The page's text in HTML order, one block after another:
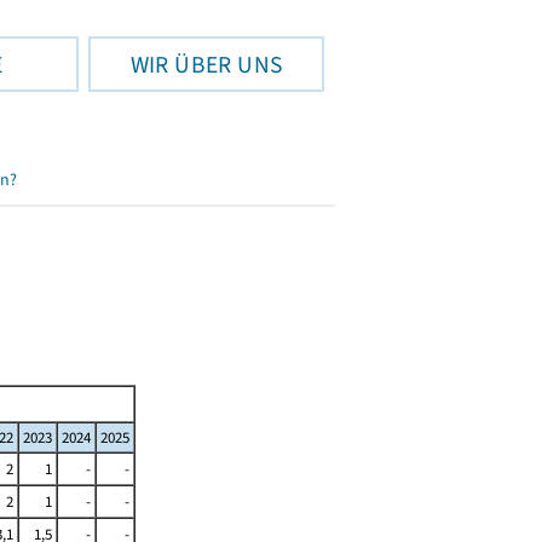
WIR ÜBER UNS
2023 2024 2025
2
1 -
-
2
1 -
-
1,5 - -